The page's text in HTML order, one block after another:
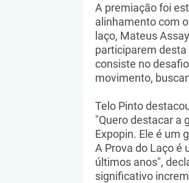
​A premiação foi
alinhamento com
laço, Mateus
participarem desta
consiste no
movimento,
​Telo Pinto
"Quero destacar a
Expopin. Ele é um
A Prova do Laço é
últimos anos",
significativo